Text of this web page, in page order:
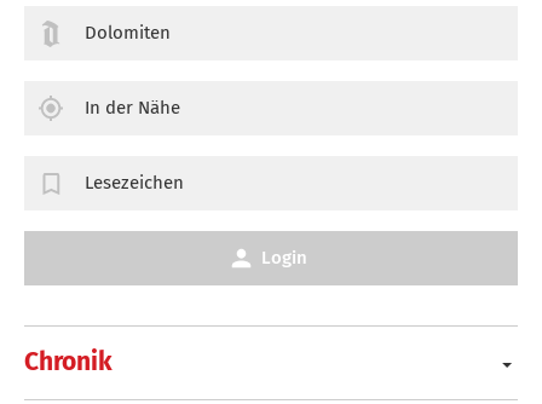
Chronik
Dolomiten
In der Nähe
Lesezeichen
Login